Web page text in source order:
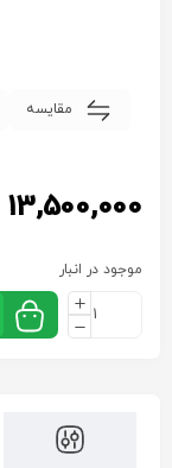
مقایسه
13,500,000
موجود در انبار